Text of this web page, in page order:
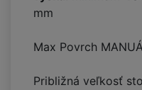
mm
Max Povrch
Približná veľkosť